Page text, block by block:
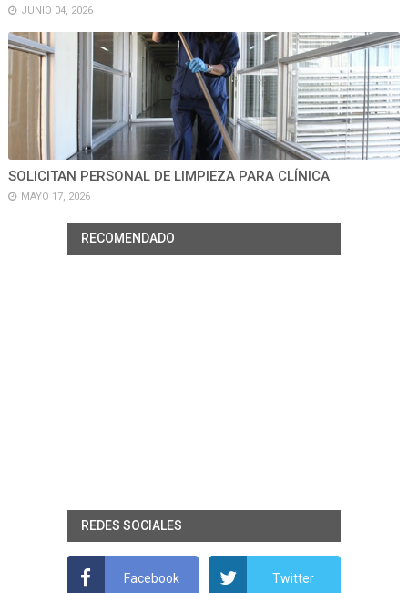
JUNIO 04, 2026
SOLICITAN PERSONAL DE LIMPIEZA PARA CLÍNICA
MAYO 17, 2026
RECOMENDADO
REDES SOCIALES
Facebook Twitter